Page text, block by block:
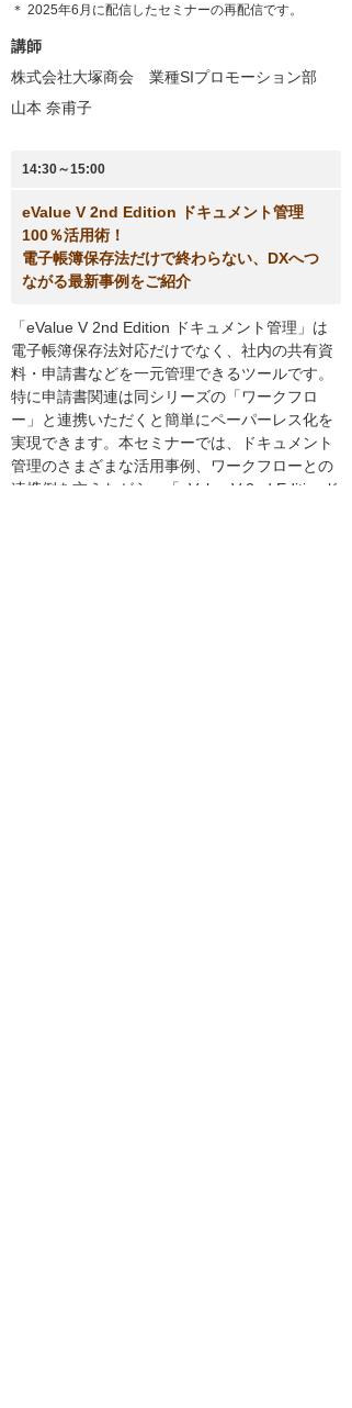
＊ 2025年6月に配信したセミナーの再配信です。
講師
株式会社大塚商会 業種SIプロモーション部
山本 奈甫子
14:30～15:00
eValue V 2nd Edition ドキュメント管理
100％活用術！
電子帳簿保存法だけで終わらない、DXへつ
ながる最新事例をご紹介
「eValue V 2nd Edition ドキュメント管理」は
電子帳簿保存法対応だけでなく、社内の共有資
料・申請書などを一元管理できるツールです。
特に申請書関連は同シリーズの「ワークフロ
ー」と連携いただくと簡単にペーパーレス化を
実現できます。本セミナーでは、ドキュメント
管理のさまざまな活用事例、ワークフローとの
連携例を交えながら、「eValue V 2nd Editionド